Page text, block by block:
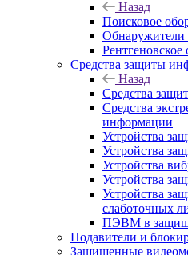
Назад
Поисковое
Обнаружители
Рентгеновское
Средства защиты
Назад
Средства
Средства
информации
Устройства
Устройства
Устройства
Устройства
Устройства
слаботочных
ПЭВМ в
Подавители и
Защищенные